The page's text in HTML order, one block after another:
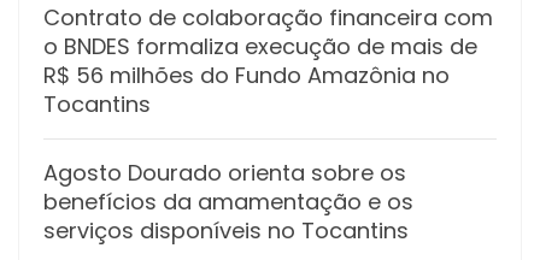
Contrato de colaboração financeira com
o BNDES formaliza execução de mais de
R$ 56 milhões do Fundo Amazônia no
Tocantins
Agosto Dourado orienta sobre os
benefícios da amamentação e os
serviços disponíveis no Tocantins